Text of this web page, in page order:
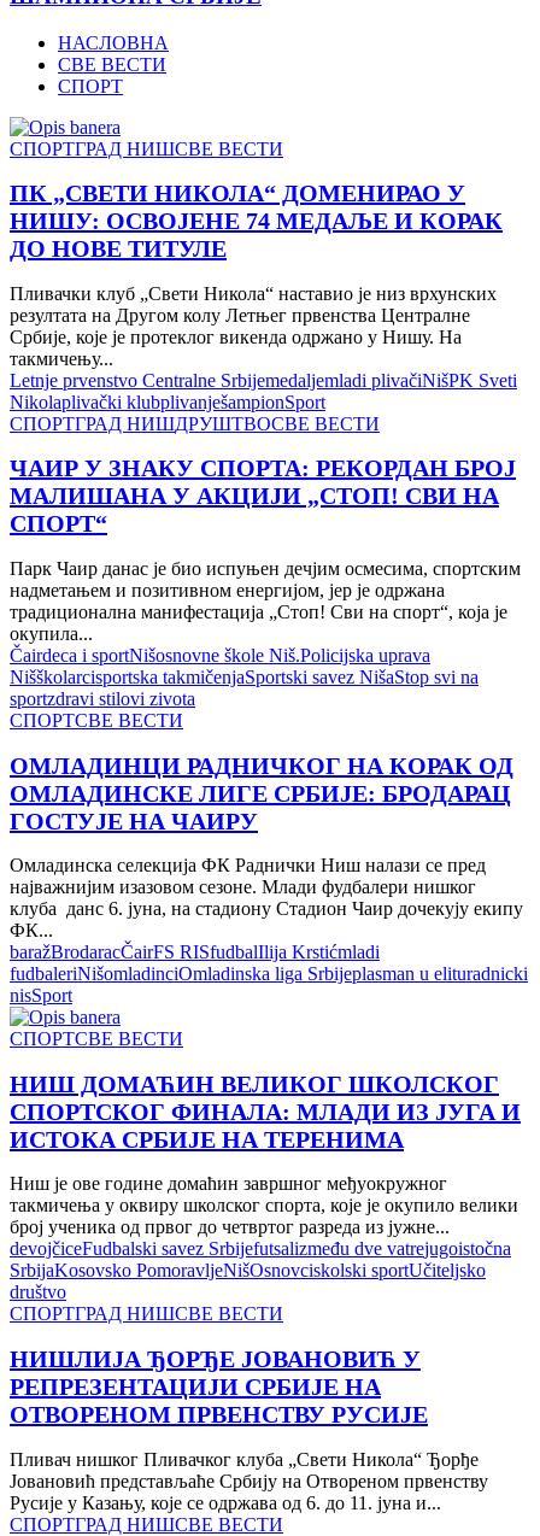
ШАМПИОНА
НАСЛОВНА
СВЕ ВЕСТИ
СПОРТ
СПОРТГРАД НИШСВЕ ВЕСТИ
ПК „СВЕТИ НИКОЛА“ ДОМЕНИРАО У
НИШУ: ОСВОЈЕНЕ 74 МЕДАЉЕ И КОРАК
ДО НОВЕ ТИТУЛЕ
Пливачки клуб „Свети Никола“ наставио је низ врхунских
резултата на Другом колу Летњег првенства Централне
Србије, које је протеклог викенда одржано у Нишу. На
такмичењу...
Letnje prvenstvo Centralne Srbijemedaljemladi plivačiNišPK Sveti
Nikolaplivački klubplivanješampionSport
СПОРТГРАД НИШДРУШТВОСВЕ ВЕСТИ
ЧАИР У ЗНАКУ СПОРТА: РЕКОРДАН БРОЈ
МАЛИШАНА У АКЦИЈИ „СТОП! СВИ НА
СПОРТ“
Парк Чаир данас је био испуњен дечјим осмесима, спортским
надметањем и позитивном енергијом, јер је одржана
традиционална манифестација „Стоп! Сви на спорт“, која је
окупила...
Čairdeca i sportNišosnovne škole Niš.Policijska uprava
Nišškolarcisportska takmičenjaSportski savez NišaStop svi na
sportzdravi stilovi zivota
СПОРТСВЕ ВЕСТИ
ОМЛАДИНЦИ РАДНИЧКОГ НА КОРАК ОД
ОМЛАДИНСКЕ ЛИГЕ СРБИЈЕ: БРОДАРАЦ
ГОСТУЈЕ НА ЧАИРУ
Омладинска селекција ФК Раднички Ниш налази се пред
најважнијим изазовом сезоне. Млади фудбалери нишког
клуба данс 6. јуна, на стадиону Стадион Чаир дочекују екипу
ФК...
baražBrodaracČairFS RISfudbalIlija Krstićmladi
fudbaleriNišomladinciOmladinska liga Srbijeplasman u elituradnicki
nisSport
СПОРТСВЕ ВЕСТИ
НИШ ДОМАЋИН ВЕЛИКОГ ШКОЛСКОГ
СПОРТСКОГ ФИНАЛА: МЛАДИ ИЗ ЈУГА И
ИСТОКА СРБИЈЕ НА ТЕРЕНИМА
Ниш је ове године домаћин завршног међуокружног
такмичења у оквиру школског спорта, које је окупило велики
број ученика од првог до четвртог разреда из јужне...
devojčiceFudbalski savez Srbijefutsalizmeđu dve vatrejugoistočna
SrbijaKosovsko PomoravljeNišOsnovciskolski sportUčiteljsko
društvo
СПОРТГРАД НИШСВЕ ВЕСТИ
НИШЛИЈА ЂОРЂЕ ЈОВАНОВИЋ У
РЕПРЕЗЕНТАЦИЈИ СРБИЈЕ НА
ОТВОРЕНОМ ПРВЕНСТВУ РУСИЈЕ
Пливач нишког Пливачког клуба „Свети Никола“ Ђорђе
Јовановић представљаће Србију на Отвореном првенству
Русије у Казању, које се одржава од 6. до 11. јуна и...
СПОРТГРАД НИШСВЕ ВЕСТИ